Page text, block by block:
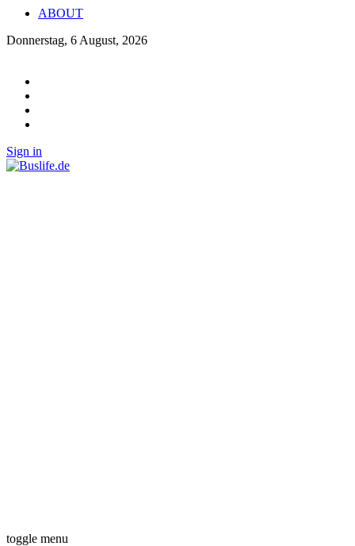
ABOUT
Donnerstag, 6 August, 2026
Sign in
toggle menu